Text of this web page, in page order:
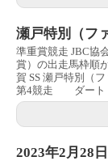
瀬戸特別（フ
準重賞競走 JBC協
賞）の出走馬枠順
賀 SS 瀬戸特別（
第4競走 ダート
2023年2月28